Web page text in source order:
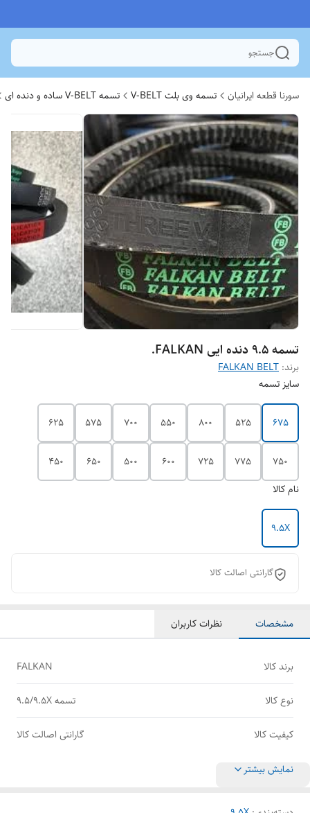
جستجو
سورنا قطعه ایرانیان تسمه وی بلت V-BELT تسمه V-BELT ساده و دنده ای
تسمه 9.5 دنده ایی FALKAN.
برند: FALKAN BELT
سایز تسمه
675
525
800
550
700
575
625
750
775
725
600
500
650
450
نام کالا
9.5X
گارانتی اصالت کالا
مشخصات نظرات کاربران
برند کالا FALKAN
نوع کالا تسمه 9.5/9.5X
کیفیت کالا گارانتی اصالت کالا
نمایش بیشتر